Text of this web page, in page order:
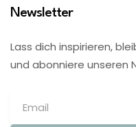
Newsletter
Lass dich inspirieren,
und abonniere unseren